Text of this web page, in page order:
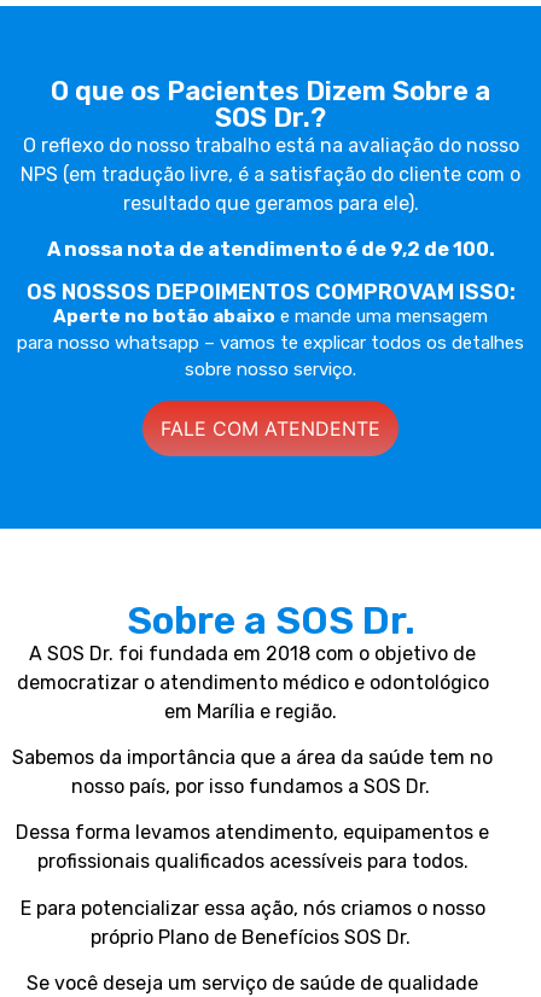
O que os Pacientes Dizem Sobre a
SOS Dr.?
O reflexo do nosso trabalho está na avaliação do nosso
NPS (em tradução livre, é a satisfação do cliente com o
resultado que geramos para ele).
A nossa nota de atendimento é de 9,2 de 100.
OS NOSSOS DEPOIMENTOS COMPROVAM ISSO:
Aperte no botão abaixo e mande uma mensagem
para nosso whatsapp – vamos te explicar todos os detalhes
sobre nosso serviço.
FALE COM ATENDENTE
Sobre a SOS Dr.
A SOS Dr. foi fundada em 2018 com o objetivo de
democratizar o atendimento médico e odontológico
em Marília e região.
Sabemos da importância que a área da saúde tem no
nosso país, por isso fundamos a SOS Dr.
Dessa forma levamos atendimento, equipamentos e
profissionais qualificados acessíveis para todos.
E para potencializar essa ação, nós criamos o nosso
próprio Plano de Benefícios SOS Dr.
Se você deseja um serviço de saúde de qualidade